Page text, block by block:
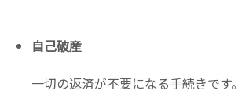
自己破産
一切の返済が不要になる手続きです。